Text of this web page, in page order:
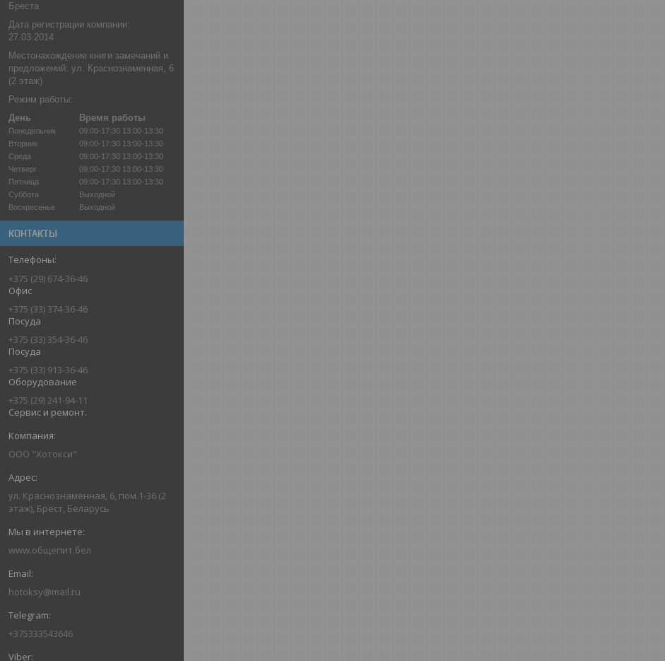
Бреста
Дата регистрации компании:
27.03.2014
Местонахождение книги замечаний и
предложений: ул. Краснознаменная, 6
(2 этаж)
Режим работы:
День
Время работы
Понедельник 09:00-17:30 13:00-13:30
Вторник
09:00-17:30 13:00-13:30
Среда
09:00-17:30 13:00-13:30
Четверг
09:00-17:30 13:00-13:30
Пятница
09:00-17:30 13:00-13:30
Суббота
Выходной
Воскресенье
Выходной
КОНТАКТЫ
+375 (29) 674-36-46
Офис
+375 (33) 374-36-46
Посуда
+375 (33) 354-36-46
Посуда
+375 (33) 913-36-46
Оборудование
+375 (29) 241-94-11
Сервис и ремонт.
ООО "Хотокси"
ул. Краснознаменная, 6, пом.1-36 (2
этаж), Брест, Беларусь
www.общепит.бел
hotoksy@mail.ru
+375333543646